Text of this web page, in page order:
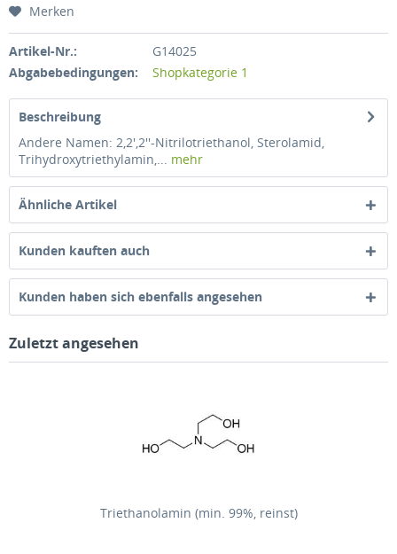
Merken
Artikel-Nr.:
G14025
Abgabebedingungen:
Shopkategorie 1
Beschreibung
Andere Namen: 2,2′,2′′-Nitrilotriethanol, Sterolamid,
Trihydroxytriethylamin,... mehr
Ähnliche Artikel
Kunden kauften auch
Kunden haben sich ebenfalls angesehen
Zuletzt angesehen
Triethanolamin (min. 99%, reinst)